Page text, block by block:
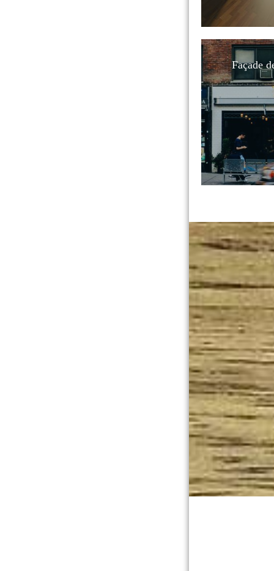
Façade